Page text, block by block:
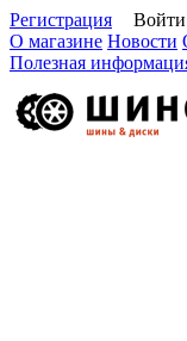
Регистрация
Войти
О магазине Новости
Полезная